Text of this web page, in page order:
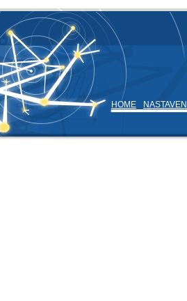
HOME